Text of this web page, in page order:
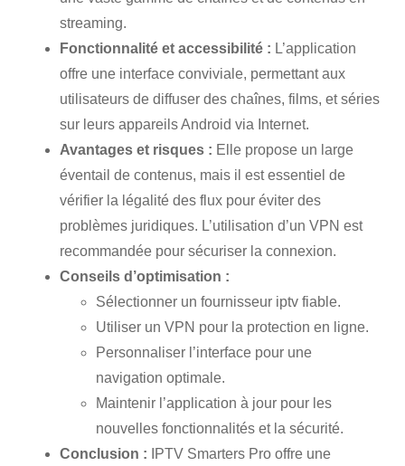
streaming.
Fonctionnalité et accessibilité : L’application
offre une interface conviviale, permettant aux
utilisateurs de diffuser des chaînes, films, et séries
sur leurs appareils Android via Internet.
Avantages et risques : Elle propose un large
éventail de contenus, mais il est essentiel de
vérifier la légalité des flux pour éviter des
problèmes juridiques. L’utilisation d’un VPN est
recommandée pour sécuriser la connexion.
Conseils d’optimisation :
Sélectionner unfournisseur iptv fiable.
Utiliser un VPN pour la protection en ligne.
Personnaliser l’interface pour une
navigation optimale.
Maintenir l’application à jour pour les
nouvelles fonctionnalités et la sécurité.
Conclusion : IPTV Smarters Pro offre une